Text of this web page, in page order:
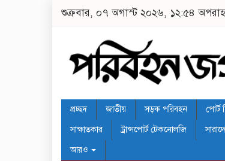
শুক্রবার, ০৭ অগাস্ট ২০২৬, ১২:৫৪
প্রচ্ছদ জাতীয় সড়ক পরিবহন পোর্ট
সাক্ষাতকার
ট্রান্সপোর্ট টেকনোলজি
আরও